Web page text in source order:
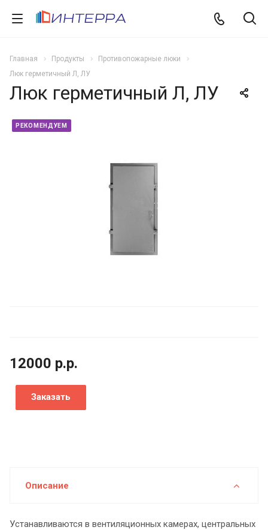
Главная Продукты
Противопожарные люки
Люк герметичный Л, ЛУ
Люк герметичный Л, ЛУ
РЕКОМЕНДУЕМ
12000 р.р.
Заказать
Описание
Устанавливаются в вентиляционных камерах, центральных